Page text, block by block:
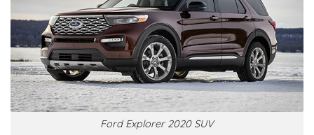
Ford Explorer 2020 SUV